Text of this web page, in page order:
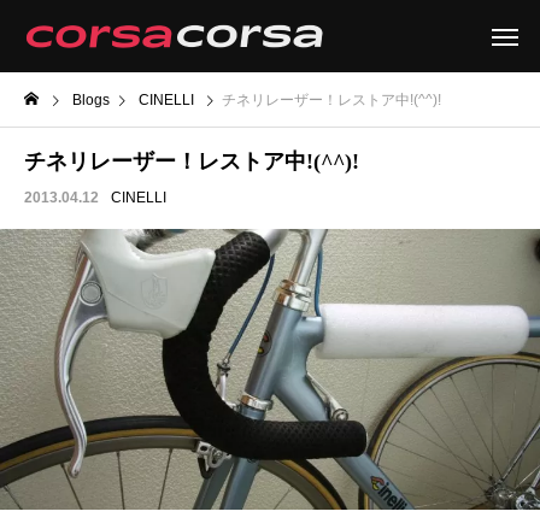
Blogs CINELLI チネリレーザー！レストア中!(^^)!
チネリレーザー！レストア中!(^^)!
2013.04.12 CINELLI